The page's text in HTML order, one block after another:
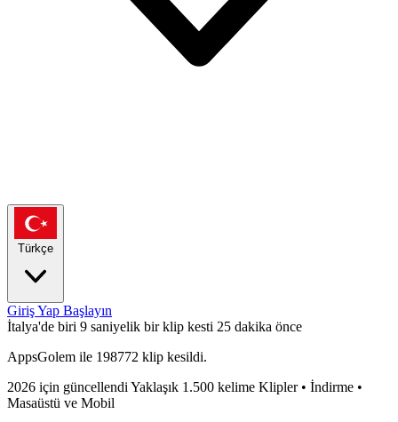
Türkçe
Giriş Yap Başlayın
İtalya'de biri 9 saniyelik bir klip kesti 25 dakika önce
AppsGolem ile 198772 klip kesildi.
2026 için güncellendi Yaklaşık 1.500 kelime Klipler • İndirme •
Masaüstü ve Mobil